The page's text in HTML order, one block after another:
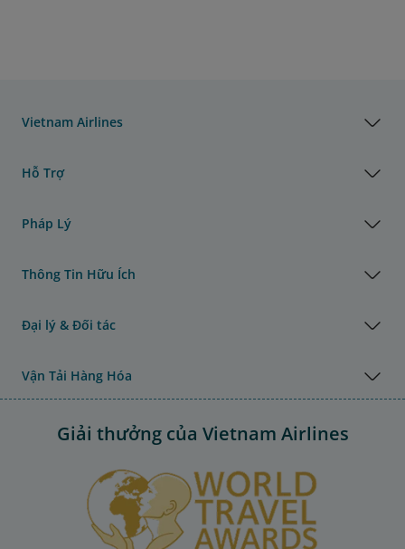
Vietnam Airlines
Hỗ Trợ
Pháp Lý
Thông Tin Hữu Ích
Đại lý & Đối tác
Vận Tải Hàng Hóa
Giải thưởng của Vietnam Airlines